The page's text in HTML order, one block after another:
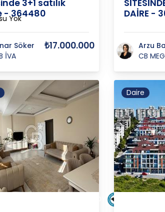
3+1 satılık
- 364480
Yok
Söker
İVA
₺17.000.000
DAİRE -
Arzu
CB
Daire